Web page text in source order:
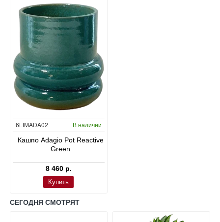
6LIMADA02 В наличии
Кашпо Adagio Pot Reactive
Green
8 460 р.
Купить
СЕГОДНЯ СМОТРЯТ